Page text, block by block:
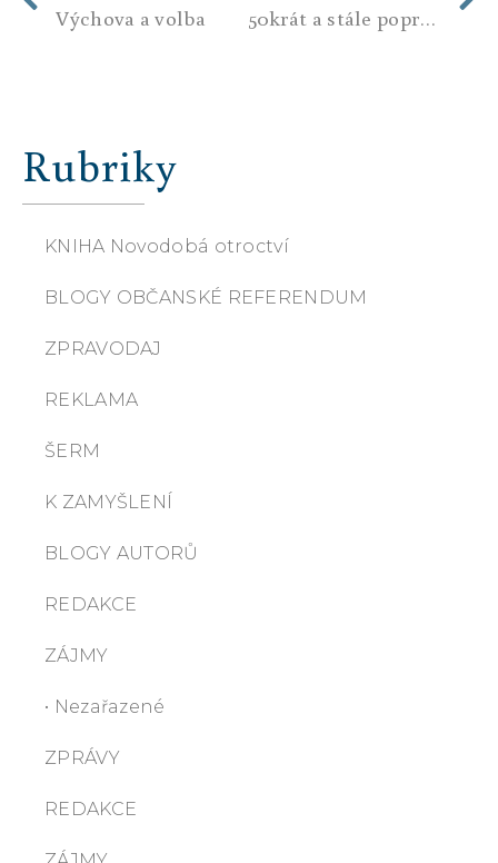
Výchova a volba 50krát a stále poprvé…
Rubriky
KNIHA Novodobá otroctví
BLOGY OBČANSKÉ REFERENDUM
ZPRAVODAJ
REKLAMA
ŠERM
K ZAMYŠLENÍ
BLOGY AUTORŮ
REDAKCE
ZÁJMY
• Nezařazené
ZPRÁVY
REDAKCE